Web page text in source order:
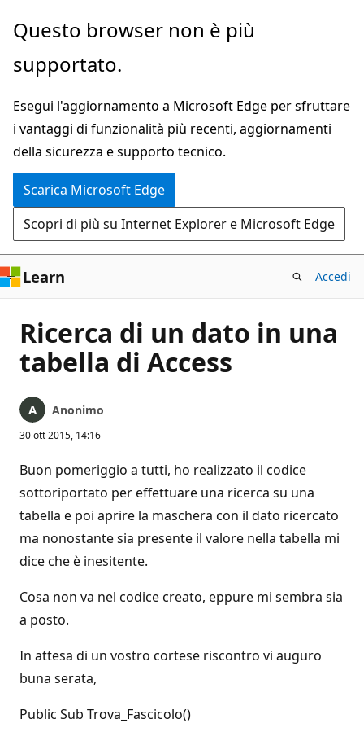
Ignora
passa
contenuto
principale
Questo browser non è più
supportato.
Esegui l'aggiornamento a Microsoft Edge per sfruttare
i vantaggi di funzionalità più recenti, aggiornamenti
della sicurezza e supporto tecnico.
Scarica Microsoft Edge
Scopri di più su Internet Explorer e Microsoft Edge
Learn Accedi
Ricerca di un dato in una
tabella di Access
Anonimo
30 ott 2015, 14:16
Buon pomeriggio a tutti, ho realizzato il codice
sottoriportato per effettuare una ricerca su una
tabella e poi aprire la maschera con il dato ricercato
ma nonostante sia presente il valore nella tabella mi
dice che è inesitente.
Cosa non va nel codice creato, eppure mi sembra sia
a posto.
In attesa di un vostro cortese riscontro vi auguro
buna serata,
Public Sub Trova_Fascicolo()